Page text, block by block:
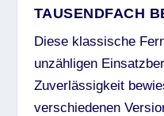
TAUSENDFACH
Diese klassische
unzähligen
Zuverlässigkeit
verschiedenen